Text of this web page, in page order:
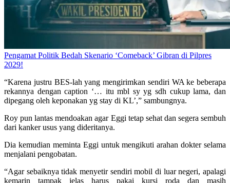
Pengamat Politik Bedah Skenario ‘Comeback’ Gibran di Pilpres
2029!
“Karena justru BES-lah yang mengirimkan sendiri WA ke beberapa
rekannya dengan caption ‘… itu mbl sy yg sdh cukup lama, dan
dipegang oleh keponakan yg stay di KL’,” sambungnya.
Roy pun lantas mendoakan agar Eggi tetap sehat dan segera sembuh
dari kanker usus yang dideritanya.
Dia kemudian meminta Eggi untuk mengikuti arahan dokter selama
menjalani pengobatan.
“Agar sebaiknya tidak menyetir sendiri mobil di luar negeri, apalagi
kemarin tampak jelas harus pakai kursi roda dan masih